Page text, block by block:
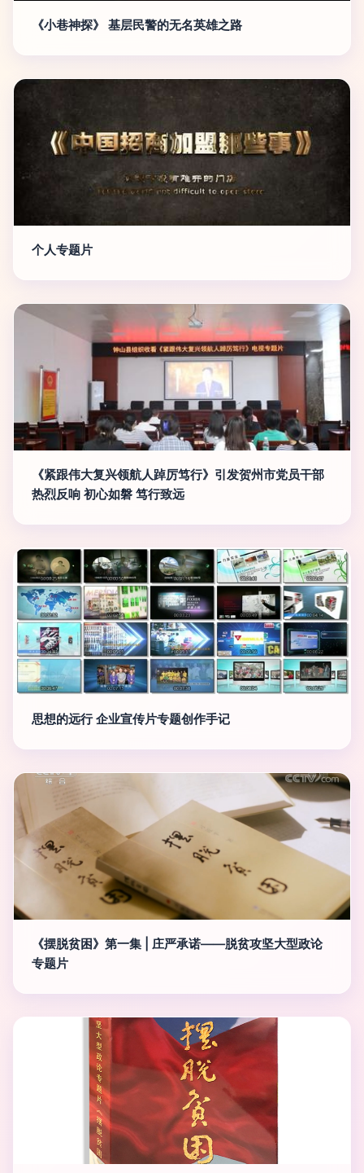
《小巷神探》 基层民警的无名英雄之路
个人专题片
《紧跟伟大复兴领航人踔厉笃行》引发贺州市党员干部
热烈反响 初心如磐 笃行致远
思想的远行 企业宣传片专题创作手记
《摆脱贫困》第一集 | 庄严承诺——脱贫攻坚大型政论
专题片